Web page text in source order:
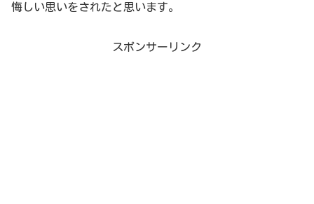
悔しい思いをされたと思います。
スポンサーリンク